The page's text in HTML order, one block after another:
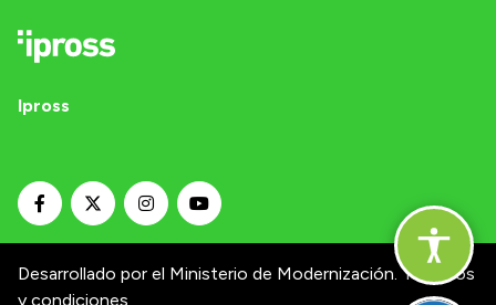
Ipross
Desarrollado por el Ministerio de Modernización. Términos
y condiciones